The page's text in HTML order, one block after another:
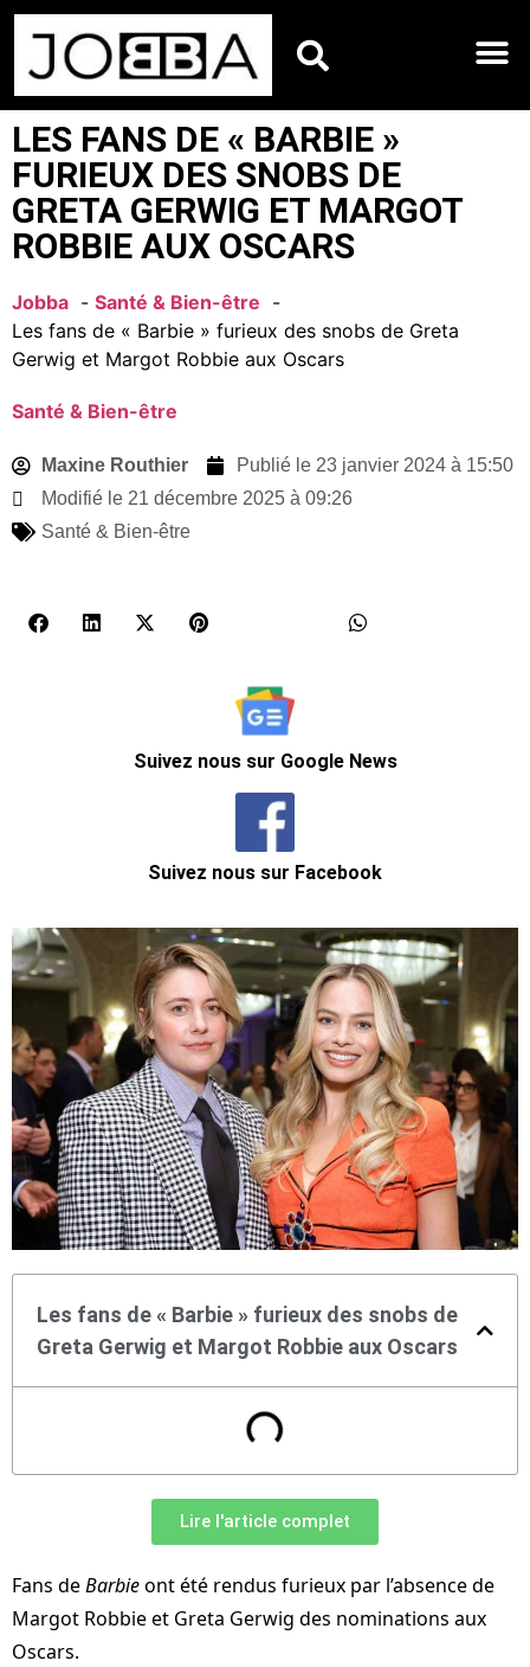
LES FANS DE « BARBIE »
FURIEUX DES SNOBS DE
GRETA GERWIG ET MARGOT
ROBBIE AUX OSCARS
Jobba
Santé & Bien-être
Les fans de « Barbie » furieux des snobs de Greta
Gerwig et Margot Robbie aux Oscars
Santé & Bien-être
Maxine Routhier Publié le 23 janvier 2024 à 15:50
Modifié le 21 décembre 2025 à 09:26
Santé & Bien-être
Suivez nous sur Google News
Suivez nous sur Facebook
Les fans de « Barbie » furieux des snobs de
Greta Gerwig et Margot Robbie aux Oscars
Lire l'article complet
Fans deBarbieont été rendus furieux par l’absence de
Margot Robbie et Greta Gerwig des nominations aux
Oscars.